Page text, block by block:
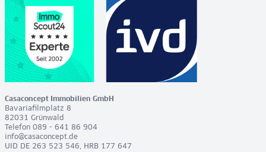
Casaconcept Immobilien GmbH
Bavariafilmplatz 8
82031 Grünwald
Telefon 089 - 641 86 904
info@casaconcept.de
UID DE 263 523 546, HRB 177 647